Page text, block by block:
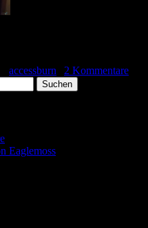
accessburn
2 Kommentare
Eaglemoss